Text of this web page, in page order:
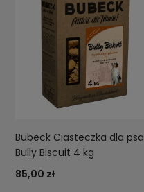
Bubeck Ciasteczka dla psa
Bully Biscuit 4 kg
85,00 zł